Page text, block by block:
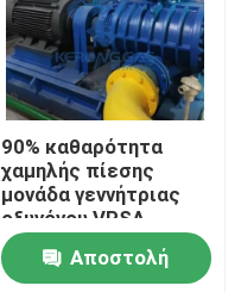
90% καθαρότητα
χαμηλής πίεσης
μονάδα γεννήτριας
οξυγόνου VPSA
Αποστολή